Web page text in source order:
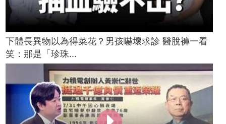
下體長異物以為得菜花？男孩嚇壞求診 醫脫褲一看
笑：那是「珍珠...